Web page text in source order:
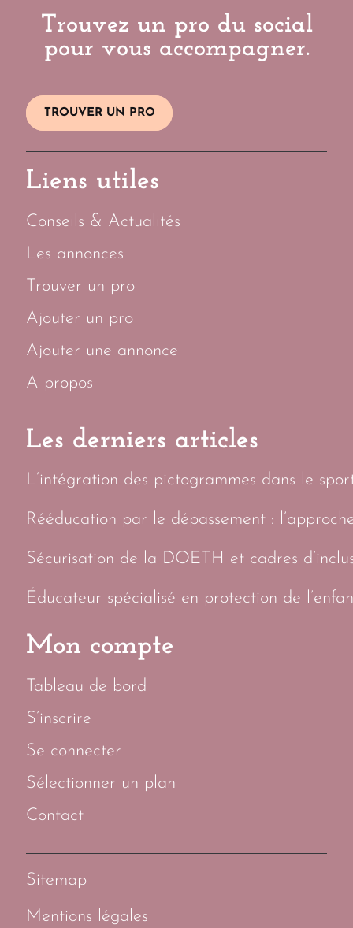
Trouvez un pro du social
pour vous accompagner.
TROUVER UN PRO
Liens utiles
Conseils & Actualités
Les annonces
Trouver un pro
Ajouter un pro
Ajouter une annonce
A propos
Les derniers articles
L’intégration des pictogrammes dans le
Rééducation par le dépassement :
Sécurisation de la DOETH et cadres
Éducateur spécialisé en protection de
Mon compte
Tableau de bord
S’inscrire
Se connecter
Sélectionner un plan
Contact
Sitemap
Mentions légales